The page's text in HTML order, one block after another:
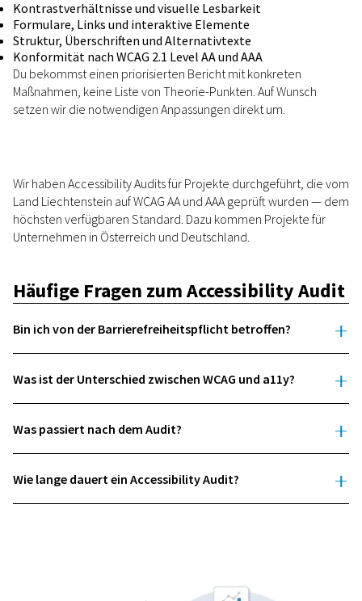
Kontrastverhältnisse und visuelle Lesbarkeit
Formulare, Links und interaktive Elemente
Struktur, Überschriften und Alternativtexte
Konformität nach WCAG 2.1 Level AA und AAA
Du bekommst einen priorisierten Bericht mit konkreten
Maßnahmen, keine Liste von Theorie-Punkten. Auf Wunsch
setzen wir die notwendigen Anpassungen direkt um.
Wir haben Accessibility Audits für Projekte durchgeführt, die vom
Land Liechtenstein auf WCAG AA und AAA geprüft wurden — dem
höchsten verfügbaren Standard. Dazu kommen Projekte für
Unternehmen in Österreich und Deutschland.
Häufige Fragen zum Accessibility Audit
Bin ich von der Barrierefreiheitspflicht betroffen?
Was ist der Unterschied zwischen WCAG und a11y?
Was passiert nach dem Audit?
Wie lange dauert ein Accessibility Audit?